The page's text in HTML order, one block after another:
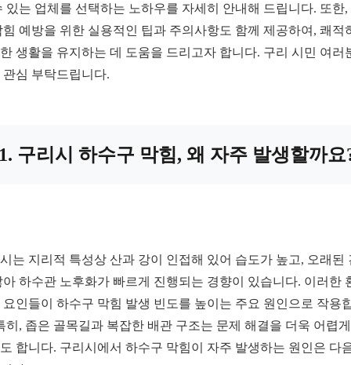
있는 업체를 선택하는 노하우를 자세히 안내해 드립니다. 또한,
힘 예방을 위한 실용적인 팁과 주의사항도 함께 제공하여, 쾌적
생활을 유지하는 데 도움을 드리고자 합니다. 구리 시민 여러
관심 부탁드립니다.
구리시 하수구 막힘, 왜 자주 발생할까요
는 지리적 특성상 산과 강이 인접해 있어 습도가 높고, 오래된
아 하수관 노후화가 빠르게 진행되는 경향이 있습니다. 이러한
요인들이 하수구 막힘 발생 빈도를 높이는 주요 원인으로 작용
히, 좁은 골목길과 복잡한 배관 구조는 문제 해결을 더욱 어렵
합니다. 구리시에서 하수구 막힘이 자주 발생하는 원인은 다